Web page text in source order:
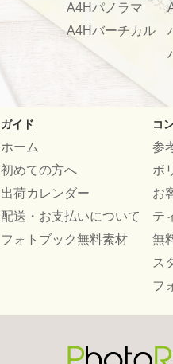
A4Hパノラマ
A4Hバーチカル
ガイド
ホーム
初めての方へ
出荷カレンダー
配送・お支払いについて
フォトブック無料素材
コ
参
ボ
お
テ
無
ス
フ